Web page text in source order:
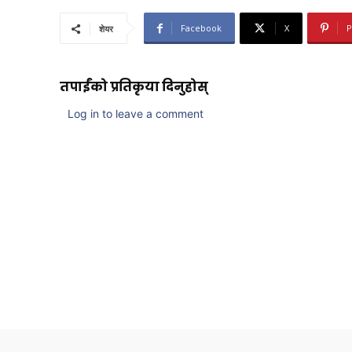
शेयर Facebook X
तपाईंको प्रतिकृया दिनुहोस्
Log in to leave a comment